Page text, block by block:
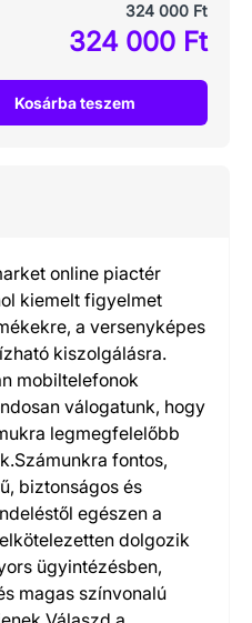
324 000 Ft
324 000 Ft
Kosárba teszem
online piactér
kiemelt figyelmet
a versenyképes
kiszolgálásra.
mobiltelefonok
válogatunk, hogy
legmegfelelőbb
fontos,
biztonságos és
egészen a
dolgozik
ügyintézésben,
magas színvonalú